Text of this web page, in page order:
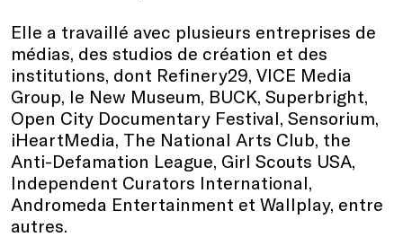
Elle a travaillé avec plusieurs entreprises de
médias, des studios de création et des
institutions, dont Refinery29, VICE Media
Group, le New Museum, BUCK, Superbright,
Open City Documentary Festival, Sensorium,
iHeartMedia, The National Arts Club, the
Anti-Defamation League, Girl Scouts USA,
Independent Curators International,
Andromeda Entertainment et Wallplay, entre
autres.